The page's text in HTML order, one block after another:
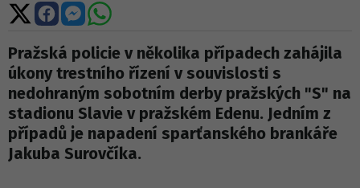
Sdílet
na
X
Sdílet
na
Facebooku
Sdílet
na
Messengeru
Sdílet
WhatsApp
Pražská policie v několika případech zahájila
úkony trestního řízení v souvislosti s
nedohraným sobotním derby pražských "S" na
stadionu Slavie v pražském Edenu. Jedním z
případů je napadení sparťanského brankáře
Jakuba Surovčíka.